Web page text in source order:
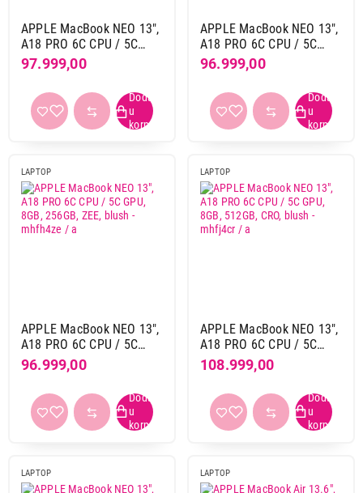
APPLE MacBook NEO 13",
A18 PRO 6C CPU / 5C
GPU, 8GB, 512GB, ZEE,
indigo - mhfg4ze / a
97.999,00
APPLE MacBook NEO 13",
A18 PRO 6C CPU / 5C
GPU, 8GB, 256GB, CRO,
blush - mhfh4cr / a
96.999,00
LAPTOP
APPLE MacBook NEO 13",
A18 PRO 6C CPU / 5C
GPU, 8GB, 256GB, ZEE,
blush - mhfh4ze / a
96.999,00
LAPTOP
APPLE MacBook NEO 13",
A18 PRO 6C CPU / 5C
GPU, 8GB, 512GB, CRO,
blush - mhfj4cr / a
108.999,00
LAPTOP LAPTOP